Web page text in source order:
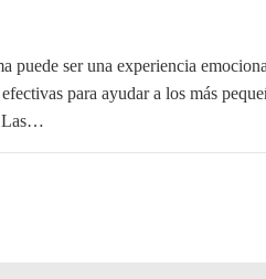
puede ser una experiencia
para ayudar a los más
Las…